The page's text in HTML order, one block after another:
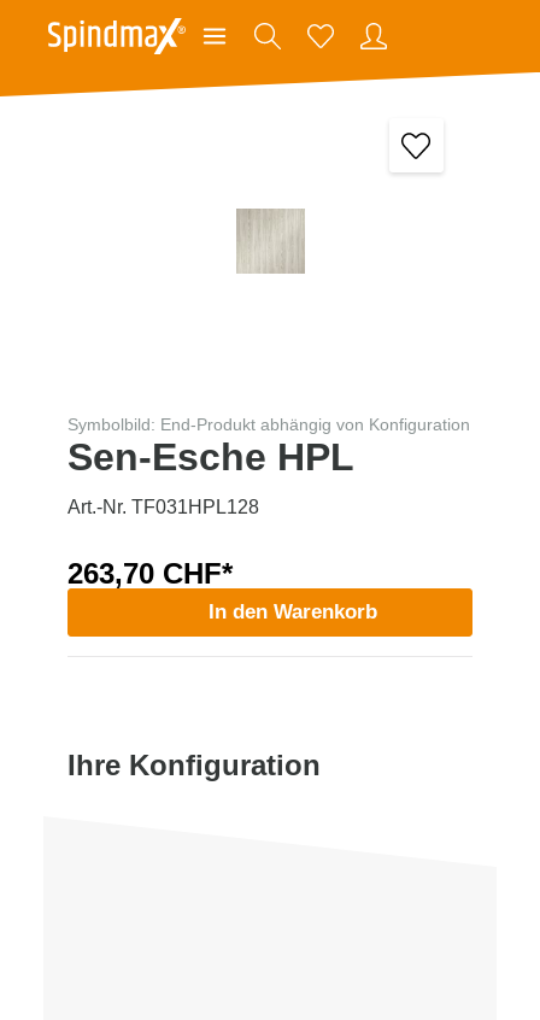
Symbolbild: End-Produkt abhängig von Konfiguration
Sen-Esche HPL
Art.-Nr. TF031HPL128
263,70 CHF*
In den Warenkorb
Ihre Konfiguration